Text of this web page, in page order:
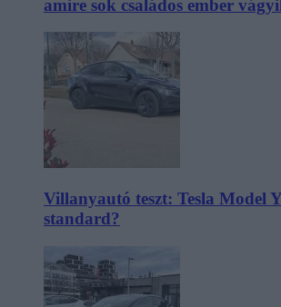
amire sok családos ember
Villanyautó teszt: Tesla Model
standard?